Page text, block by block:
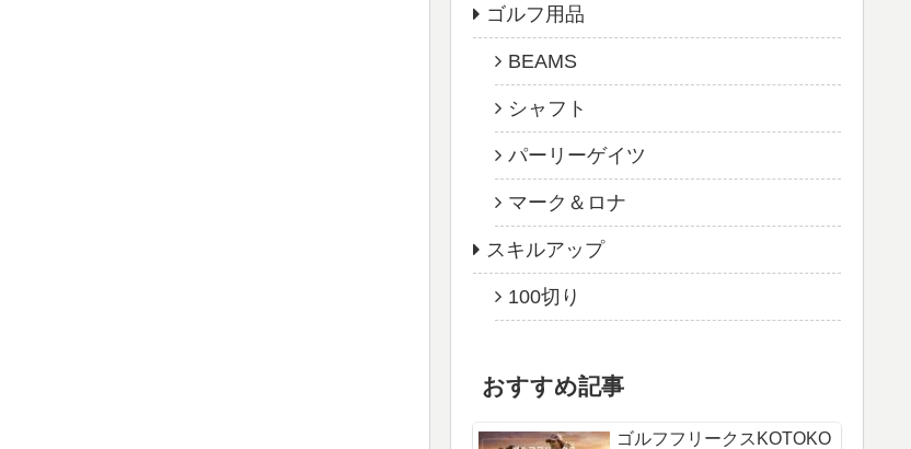
ゴルフ用品
BEAMS
シャフト
パーリーゲイツ
マーク＆ロナ
スキルアップ
100切り
おすすめ記事
ゴルフフリークスKOTOKO